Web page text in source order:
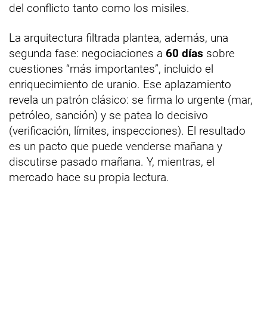
del conflicto tanto como los misiles.
La arquitectura filtrada plantea, además, una
segunda fase: negociaciones a 60 días sobre
cuestiones “más importantes”, incluido el
enriquecimiento de uranio. Ese aplazamiento
revela un patrón clásico: se firma lo urgente (mar,
petróleo, sanción) y se patea lo decisivo
(verificación, límites, inspecciones). El resultado
es un pacto que puede venderse mañana y
discutirse pasado mañana. Y, mientras, el
mercado hace su propia lectura.